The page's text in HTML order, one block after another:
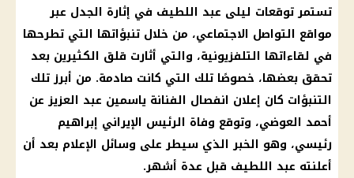
تستمرتوقعات ليلى عبد اللطيف في إثارة الجدل عبر
مواقع التواصل الاجتماعي، من خلال تنبؤاتها التي تطرحها
في لقاءاتها التلفزيونية، والتي أثارت قلق الكثيرين بعد
تحقق بعضها، خصوصًا تلك التي كانت صادمة. من أبرز تلك
التنبؤات كان إعلان انفصال الفنانة ياسمين عبد العزيز عن
أحمد العوضي، وتوقع وفاة الرئيس الإيراني إبراهيم
رئيسي، وهو الخبر الذي سيطر على وسائل الإعلام بعد أن
أعلنته عبد اللطيف قبل عدة أشهر.